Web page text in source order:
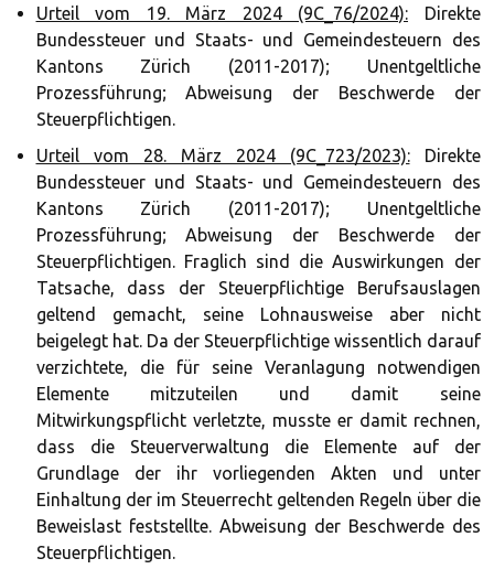
Urteil vom 19. März 2024 (9C_76/2024): Direkte
Bundessteuer und Staats- und Gemeindesteuern des
Kantons Zürich (2011-2017); Unentgeltliche
Prozessführung; Abweisung der Beschwerde der
Steuerpflichtigen.
Urteil vom 28. März 2024 (9C_723/2023):Direkte
Bundessteuer und Staats- und Gemeindesteuern des
Kantons Zürich (2011-2017); Unentgeltliche
Prozessführung; Abweisung der Beschwerde der
Steuerpflichtigen. Fraglich sind die Auswirkungen der
Tatsache, dass der Steuerpflichtige Berufsauslagen
geltend gemacht, seine Lohnausweise aber nicht
beigelegt hat. Da der Steuerpflichtige wissentlich darauf
verzichtete, die für seine Veranlagung notwendigen
Elemente mitzuteilen und damit seine
Mitwirkungspflicht verletzte, musste er damit rechnen,
dass die Steuerverwaltung die Elemente auf der
Grundlage der ihr vorliegenden Akten und unter
Einhaltung der im Steuerrecht geltenden Regeln über die
Beweislast feststellte. Abweisung der Beschwerde des
Steuerpflichtigen.